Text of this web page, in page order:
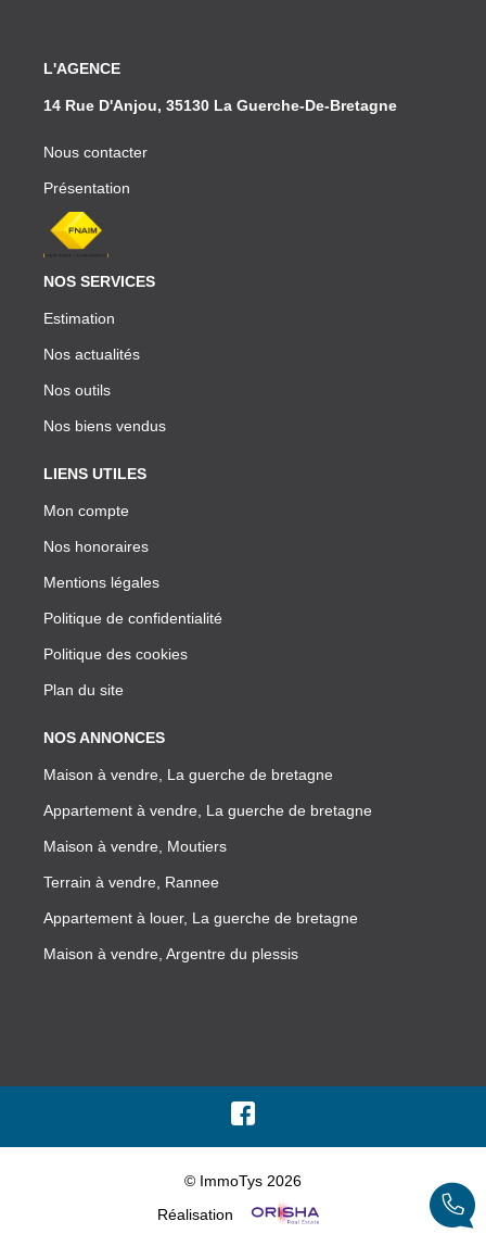
L'AGENCE
14 Rue D'Anjou, 35130 La Guerche-De-Bretagne
Nous contacter
Présentation
NOS SERVICES
Estimation
Nos actualités
Nos outils
Nos biens vendus
LIENS UTILES
Mon compte
Nos honoraires
Mentions légales
Politique de confidentialité
Politique des cookies
Plan du site
NOS ANNONCES
Maison à vendre, La guerche de bretagne
Appartement à vendre, La guerche de bretagne
Maison à vendre, Moutiers
Terrain à vendre, Rannee
Appartement à louer, La guerche de bretagne
Maison à vendre, Argentre du plessis
© ImmoTys 2026
Réalisation